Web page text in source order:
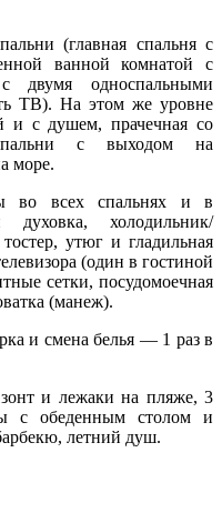
(главная спальня с
ванной комнатой с
двумя односпальными
ТВ). На этом же уровне
и с душем, прачечная со
с выходом на
море.
во всех спальнях и в
холодильник/
утюг и гладильная
(один в гостиной
сетки, посудомоечная
(манеж).
и смена белья — 1 раз в
и лежаки на пляже, 3
с обеденным столом и
летний душ.